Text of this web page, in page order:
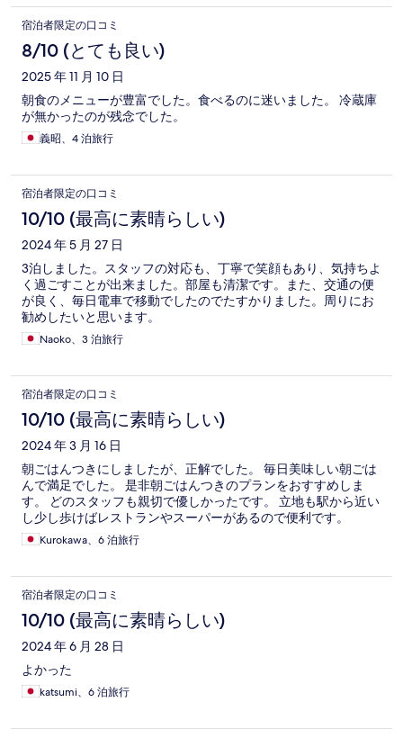
宿泊者限定の口コミ
8/10 (とても良い)
2025 年 11 月 10 日
朝食のメニューが豊富でした。食べるのに迷いました。 冷蔵庫
が無かったのが残念でした。
義昭、4 泊旅行
宿泊者限定の口コミ
10/10 (最高に素晴らしい)
2024 年 5 月 27 日
3泊しました。スタッフの対応も、丁寧で笑顔もあり、気持ちよ
く過ごすことが出来ました。部屋も清潔です。また、交通の便
が良く、毎日電車で移動でしたのでたすかりました。周りにお
勧めしたいと思います。
Naoko、3 泊旅行
宿泊者限定の口コミ
10/10 (最高に素晴らしい)
2024 年 3 月 16 日
朝ごはんつきにしましたが、正解でした。 毎日美味しい朝ごは
んで満足でした。 是非朝ごはんつきのプランをおすすめしま
す。 どのスタッフも親切で優しかったです。 立地も駅から近い
し少し歩けばレストランやスーパーがあるので便利です。
Kurokawa、6 泊旅行
宿泊者限定の口コミ
10/10 (最高に素晴らしい)
2024 年 6 月 28 日
よかった
katsumi、6 泊旅行